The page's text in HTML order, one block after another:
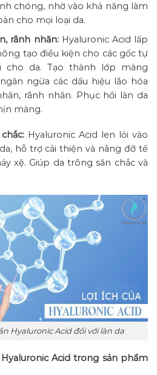
chóng, nhờ vào khả năng làm
cho mọi loại da.
rãnh nhăn: Hyaluronic Acid lấp
tạo điều kiện cho các gốc tự
cho da. Tạo thành lớp màng
ngừa các dấu hiệu lão hóa
rãnh nhăn. Phục hồi làn da
màng.
Hyaluronic Acid len lỏi vào
hỗ trợ cải thiện và nâng đỡ tế
xệ. Giúp da trông săn chắc và
Hyaluronic Acid đối với làn da
Acid trong sản phẩm